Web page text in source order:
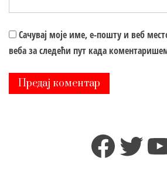
Сачувај моје име, е-пошту и веб
веба за следећи пут када